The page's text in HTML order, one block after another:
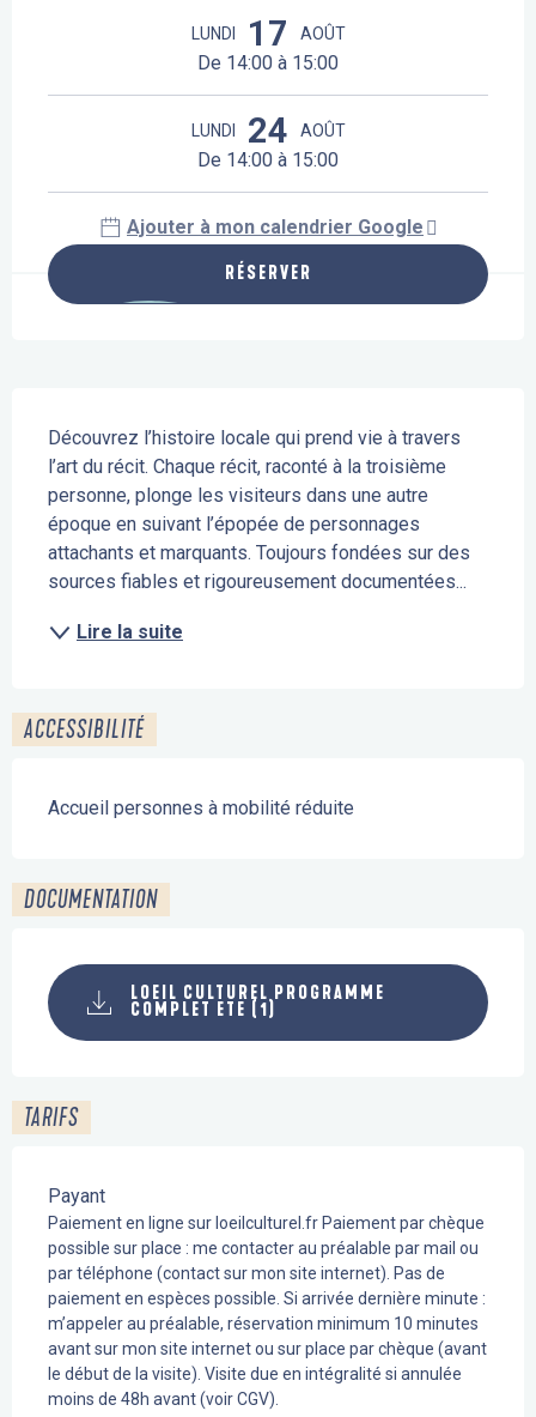
LUNDI 17 AOÛT
De 14:00 à 15:00
LUNDI 24 AOÛT
De 14:00 à 15:00
Ajouter à mon calendrier Google
RÉSERVER
Découvrez l’histoire locale qui prend vie à travers
l’art du récit. Chaque récit, raconté à la troisième
personne, plonge les visiteurs dans une autre
époque en suivant l’épopée de personnages
attachants et marquants. Toujours fondées sur des
sources fiables et rigoureusement documentées...
Lire la suite
ACCESSIBILITÉ
Accueil personnes à mobilité réduite
DOCUMENTATION
LOEIL CULTUREL PROGRAMME
COMPLET ETE (1)
TARIFS
Payant
Paiement en ligne sur loeilculturel.fr Paiement par chèque
possible sur place : me contacter au préalable par mail ou
par téléphone (contact sur mon site internet). Pas de
paiement en espèces possible. Si arrivée dernière minute :
m’appeler au préalable, réservation minimum 10 minutes
avant sur mon site internet ou sur place par chèque (avant
le début de la visite). Visite due en intégralité si annulée
moins de 48h avant (voir CGV).